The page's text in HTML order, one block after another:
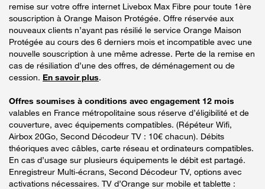
remise sur votre offre internet Livebox Max Fibre pour toute 1ère
souscription à Orange Maison Protégée. Offre réservée aux
nouveaux clients n’ayant pas résilié le service Orange Maison
Protégée au cours des 6 derniers mois et incompatible avec une
nouvelle souscription à une même adresse. Perte de la remise en
cas de résiliation d’une des offres, de déménagement ou de
cession. En savoir plus.
Offres soumises à conditions avec engagement 12 mois
valables en France métropolitaine sous réserve d’éligibilité et de
couverture, avec équipements compatibles. (Répéteur Wifi,
Airbox 20Go, Second Décodeur TV : 10€ chacun). Débits
théoriques avec câbles, carte réseau et ordinateurs compatibles.
En cas d’usage sur plusieurs équipements le débit est partagé.
Enregistreur Multi-écrans, Second Décodeur TV, options avec
activations nécessaires. TV d’Orange sur mobile et tablette :